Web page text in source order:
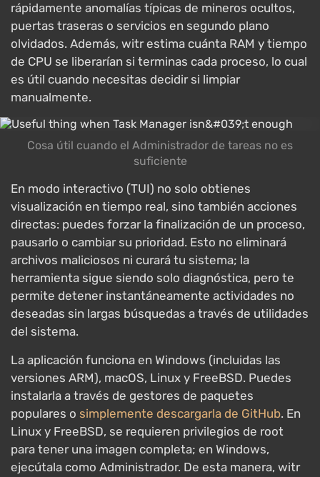
rápidamente anomalías típicas de mineros ocultos,
puertas traseras o servicios en segundo plano
olvidados. Además, witr estima cuánta RAM y tiempo
de CPU se liberarían si terminas cada proceso, lo cual
es útil cuando necesitas decidir si limpiar
manualmente.
Cosa útil cuando el Administrador de tareas no es
suficiente
En modo interactivo (TUI) no solo obtienes
visualización en tiempo real, sino también acciones
directas: puedes forzar la finalización de un proceso,
pausarlo o cambiar su prioridad. Esto no eliminará
archivos maliciosos ni curará tu sistema; la
herramienta sigue siendo solo diagnóstica, pero te
permite detener instantáneamente actividades no
deseadas sin largas búsquedas a través de utilidades
del sistema.
La aplicación funciona en Windows (incluidas las
versiones ARM), macOS, Linux y FreeBSD. Puedes
instalarla a través de gestores de paquetes
populares o simplemente descargarla de GitHub. En
Linux y FreeBSD, se requieren privilegios de root
para tener una imagen completa; en Windows,
ejecútala como Administrador. De esta manera, witr